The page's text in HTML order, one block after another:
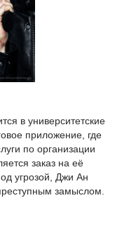
в университетские
приложение, где
по организации
заказ на её
угрозой, Джи Ан
замыслом.